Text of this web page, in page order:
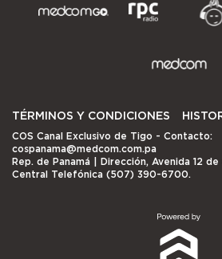
TÉRMINOS Y CONDICIONES
COS Canal Exclusivo de Tigo - Contacto:
cospanama@medcom.com.pa
Rep. de Panamá | Dirección, Avenida 12
Central Telefónica (507) 390-6700.